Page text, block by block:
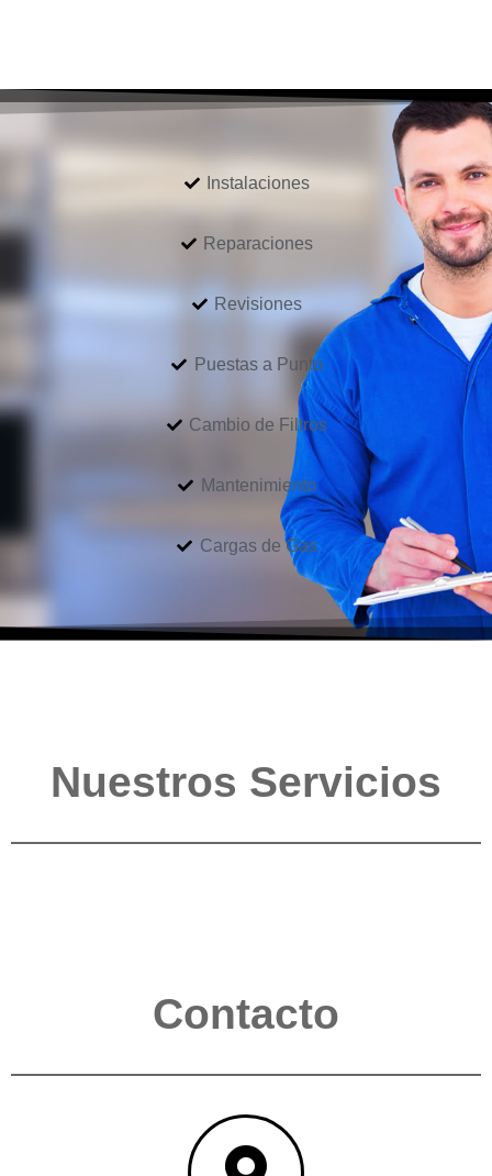
Instalaciones
Reparaciones
Revisiones
Puestas a Punto
Cambio de Filtros
Mantenimiento
Cargas de Gas
Nuestros Servicios
Contacto